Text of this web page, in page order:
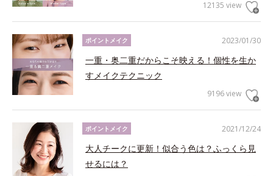
12135 view
2023/01/30
ポイントメイク
一重・奥二重だからこそ映える！個性を生か
すメイクテクニック
9196 view
2021/12/24
ポイントメイク
大人チークに更新！似合う色は？ふっくら見
せるには？